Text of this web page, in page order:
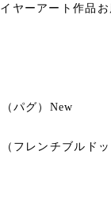
ヤーアート作品
パグ）New
フレンチブルド